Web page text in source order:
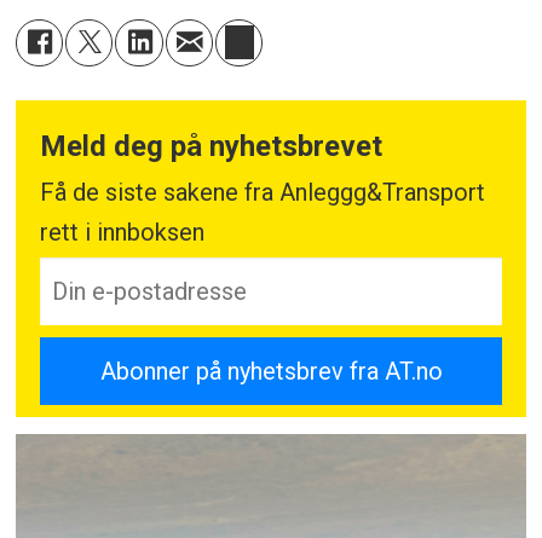
Meld deg på nyhetsbrevet
Få de siste sakene fra Anleggg&Transport
rett i innboksen